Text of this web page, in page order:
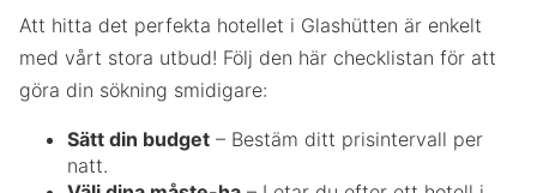
Att hitta det perfekta hotellet i Glashütten är enkelt
med vårt stora utbud! Följ den här checklistan för att
göra din sökning smidigare:
Sätt din budget – Bestäm ditt prisintervall per
natt.